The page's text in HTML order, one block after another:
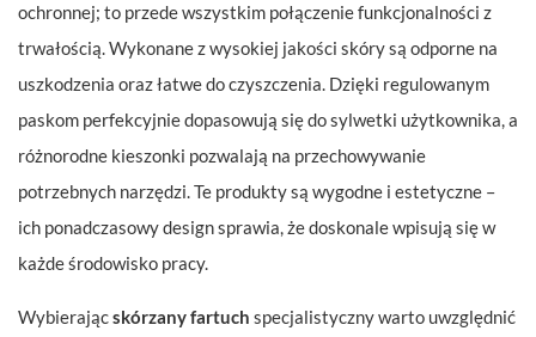
ochronnej; to przede wszystkim połączenie funkcjonalności z
trwałością. Wykonane z wysokiej jakości skóry są odporne na
uszkodzenia oraz łatwe do czyszczenia. Dzięki regulowanym
paskom perfekcyjnie dopasowują się do sylwetki użytkownika, a
różnorodne kieszonki pozwalają na przechowywanie
potrzebnych narzędzi. Te produkty są wygodne i estetyczne –
ich ponadczasowy design sprawia, że doskonale wpisują się w
każde środowisko pracy.
Wybierającskórzany fartuch specjalistyczny warto uwzględnić